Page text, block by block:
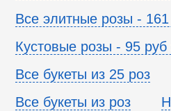
Все элитные розы -
Кустовые розы - 95
Все букеты из 25 роз
Все букеты из роз